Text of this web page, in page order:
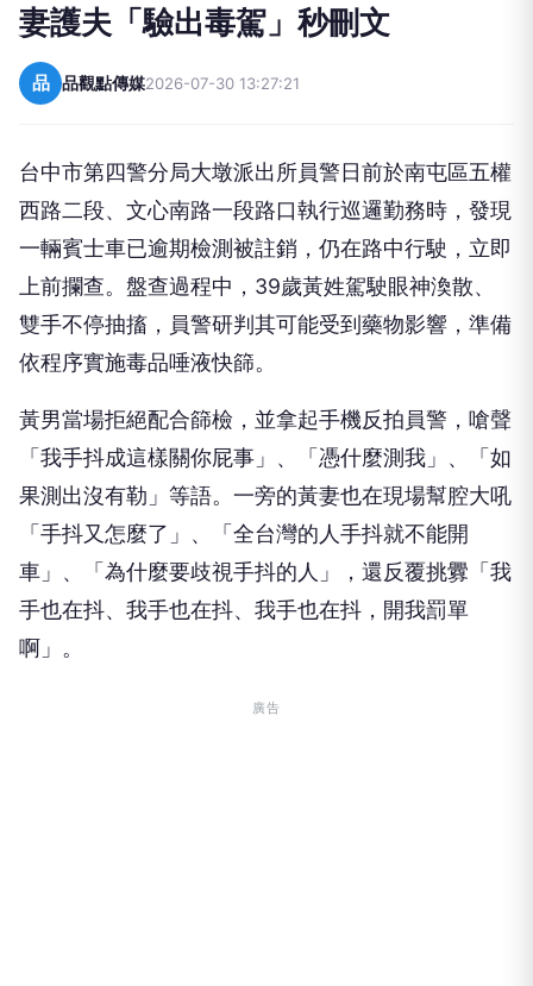
妻護夫「驗出毒駕」秒刪文
品 品觀點傳媒2026-07-30 13:27:21
台中市第四警分局大墩派出所員警日前於南屯區五權
西路二段、文心南路一段路口執行巡邏勤務時，發現
一輛賓士車已逾期檢測被註銷，仍在路中行駛，立即
上前攔查。盤查過程中，39歲黃姓駕駛眼神渙散、
雙手不停抽搐，員警研判其可能受到藥物影響，準備
依程序實施毒品唾液快篩。
黃男當場拒絕配合篩檢，並拿起手機反拍員警，嗆聲
「我手抖成這樣關你屁事」、「憑什麼測我」、「如
果測出沒有勒」等語。一旁的黃妻也在現場幫腔大吼
「手抖又怎麼了」、「全台灣的人手抖就不能開
車」、「為什麼要歧視手抖的人」，還反覆挑釁「我
手也在抖、我手也在抖、我手也在抖，開我罰單
啊」。
廣告